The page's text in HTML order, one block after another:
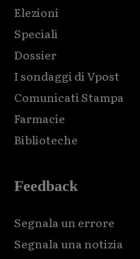
Elezioni
Speciali
Dossier
I sondaggi di Vpost
Comunicati Stampa
Farmacie
Biblioteche
Feedback
Segnala un errore
Segnala una notizia